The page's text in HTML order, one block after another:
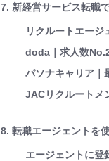
7. 新経営サービス転職
リクルートエー
doda｜求人数
パソナキャリア｜
JACリクルートメ
8. 転職エージェントを
エージェントに登